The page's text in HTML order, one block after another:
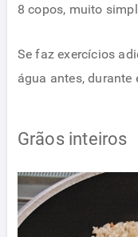
8 copos, muito
Se faz exercícios
água antes, durante
Grãos inteiros